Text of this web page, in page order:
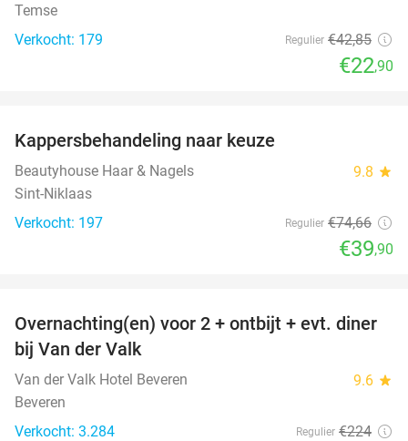
Temse
Verkocht: 179
Regulier €42,85
€22,90
Kappersbehandeling naar keuze
Beautyhouse Haar & Nagels 9.8 star
Sint-Niklaas
Verkocht: 197
Regulier €74,66
€39,90
51%
Overnachting(en) voor 2 + ontbijt + evt. diner
bij Van der Valk
Van der Valk Hotel Beveren 9.6 star
Beveren
Verkocht: 3.284
Regulier €224